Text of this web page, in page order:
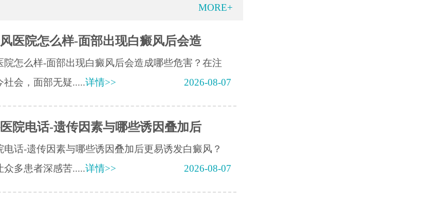
MORE+
医院怎么样-面部出现白癜风后会造
院怎么样-面部出现白癜风后会造成哪些危害？在注
会，面部无疑.....详情>> 2026-08-07
院电话-遗传因素与哪些诱因叠加后
电话-遗传因素与哪些诱因叠加后更易诱发白癜风？
众多患者深感苦.....详情>> 2026-08-07